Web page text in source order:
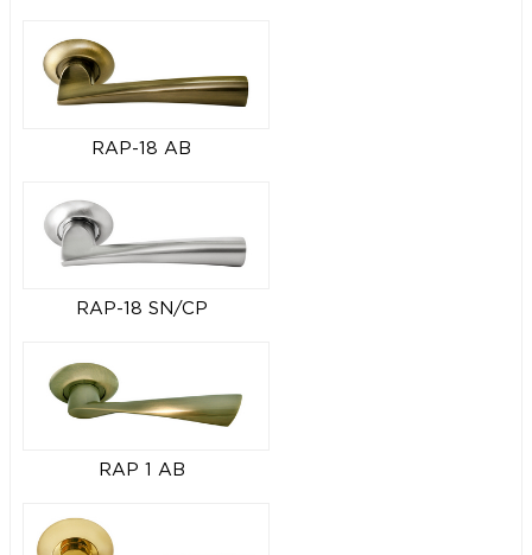
RAP-18 AB
RAP-18 SN/CP
RAP 1 AB